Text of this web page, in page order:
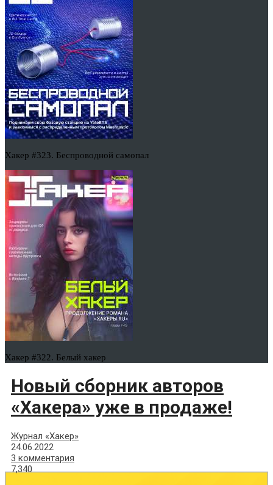
Хакер #323. Беспроводной самопал
Хакер #322. Белый хакер
Новый сборник авторов
«Хакера» уже в продаже!
Журнал «Хакер»
24.06.2022
3 комментария
7,340